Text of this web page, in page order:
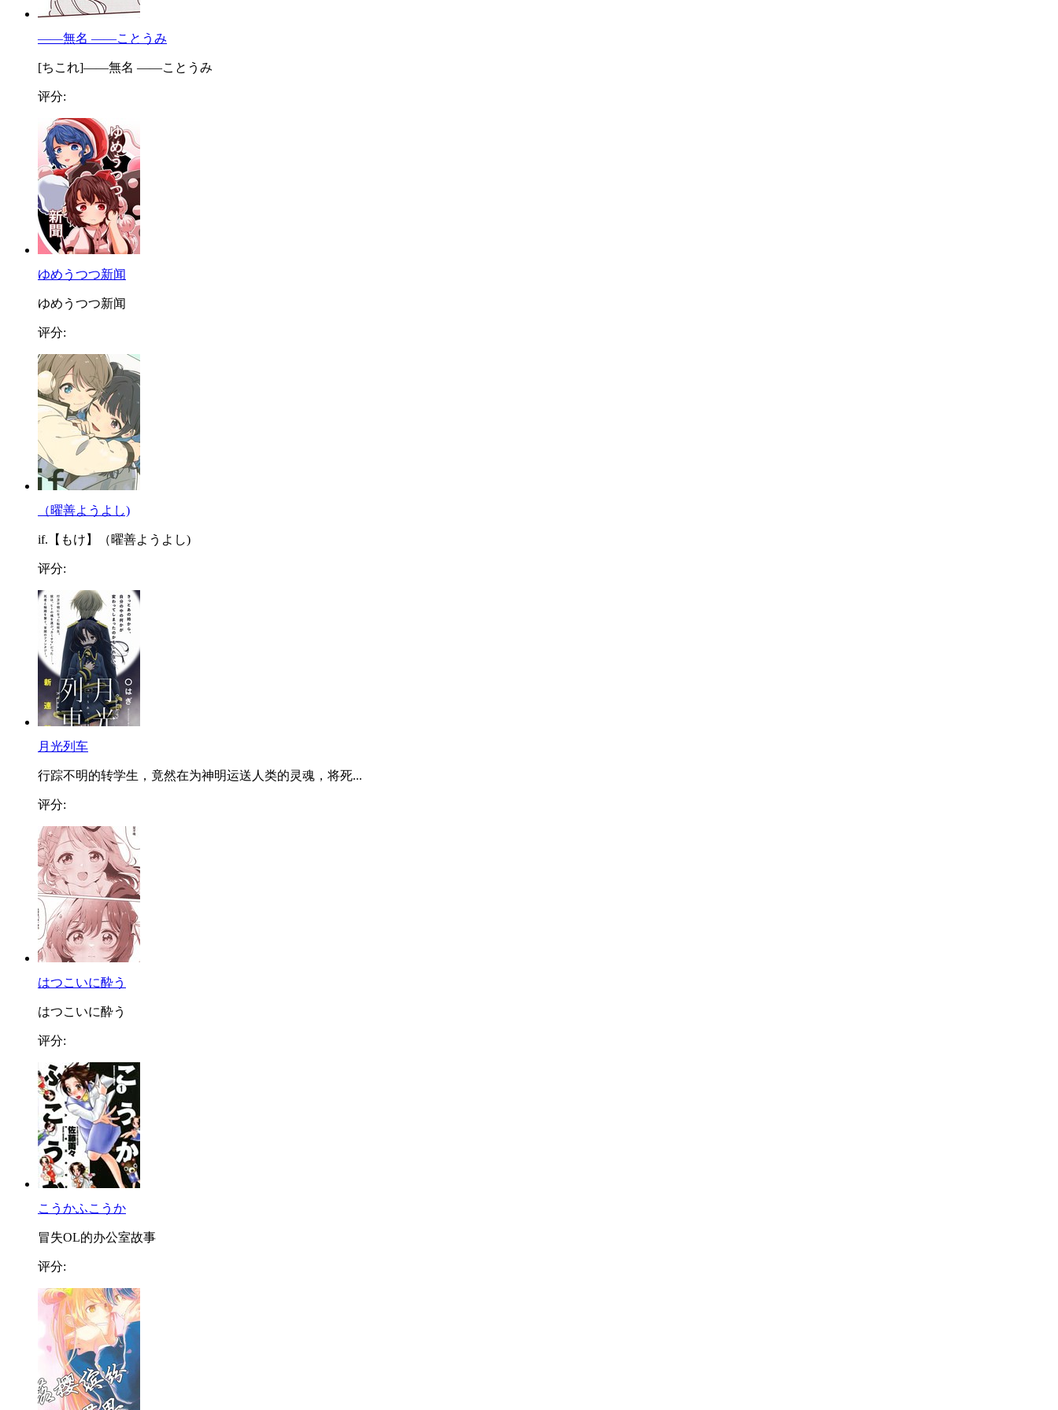
——無名 ——ことうみ
[ちこれ]——無名 ——ことうみ
评分:
ゆめうつつ新闻
ゆめうつつ新闻
评分:
（曜善ようよし)
if.【もけ】（曜善ようよし)
评分:
月光列车
行踪不明的转学生，竟然在为神明运送人类的灵魂，将死...
评分:
はつこいに酔う
はつこいに酔う
评分:
こうかふこうか
冒失OL的办公室故事
评分: